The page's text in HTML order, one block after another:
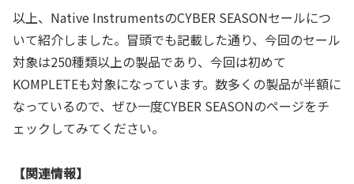
以上、Native InstrumentsのCYBER SEASONセールにつ
いて紹介しました。冒頭でも記載した通り、今回のセール
対象は250種類以上の製品であり、今回は初めて
KOMPLETEも対象になっています。数多くの製品が半額に
なっているので、ぜひ一度CYBER SEASONのページをチ
ェックしてみてください。
【関連情報】